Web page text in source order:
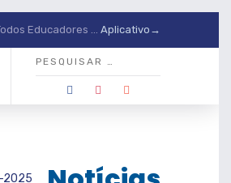
Educadores ... Aplicativo→
2025